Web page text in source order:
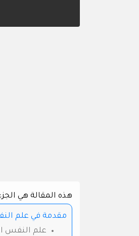
هذه المقالة هي الجزء 1 من 9 في
مقدمة في علم
علم النفس